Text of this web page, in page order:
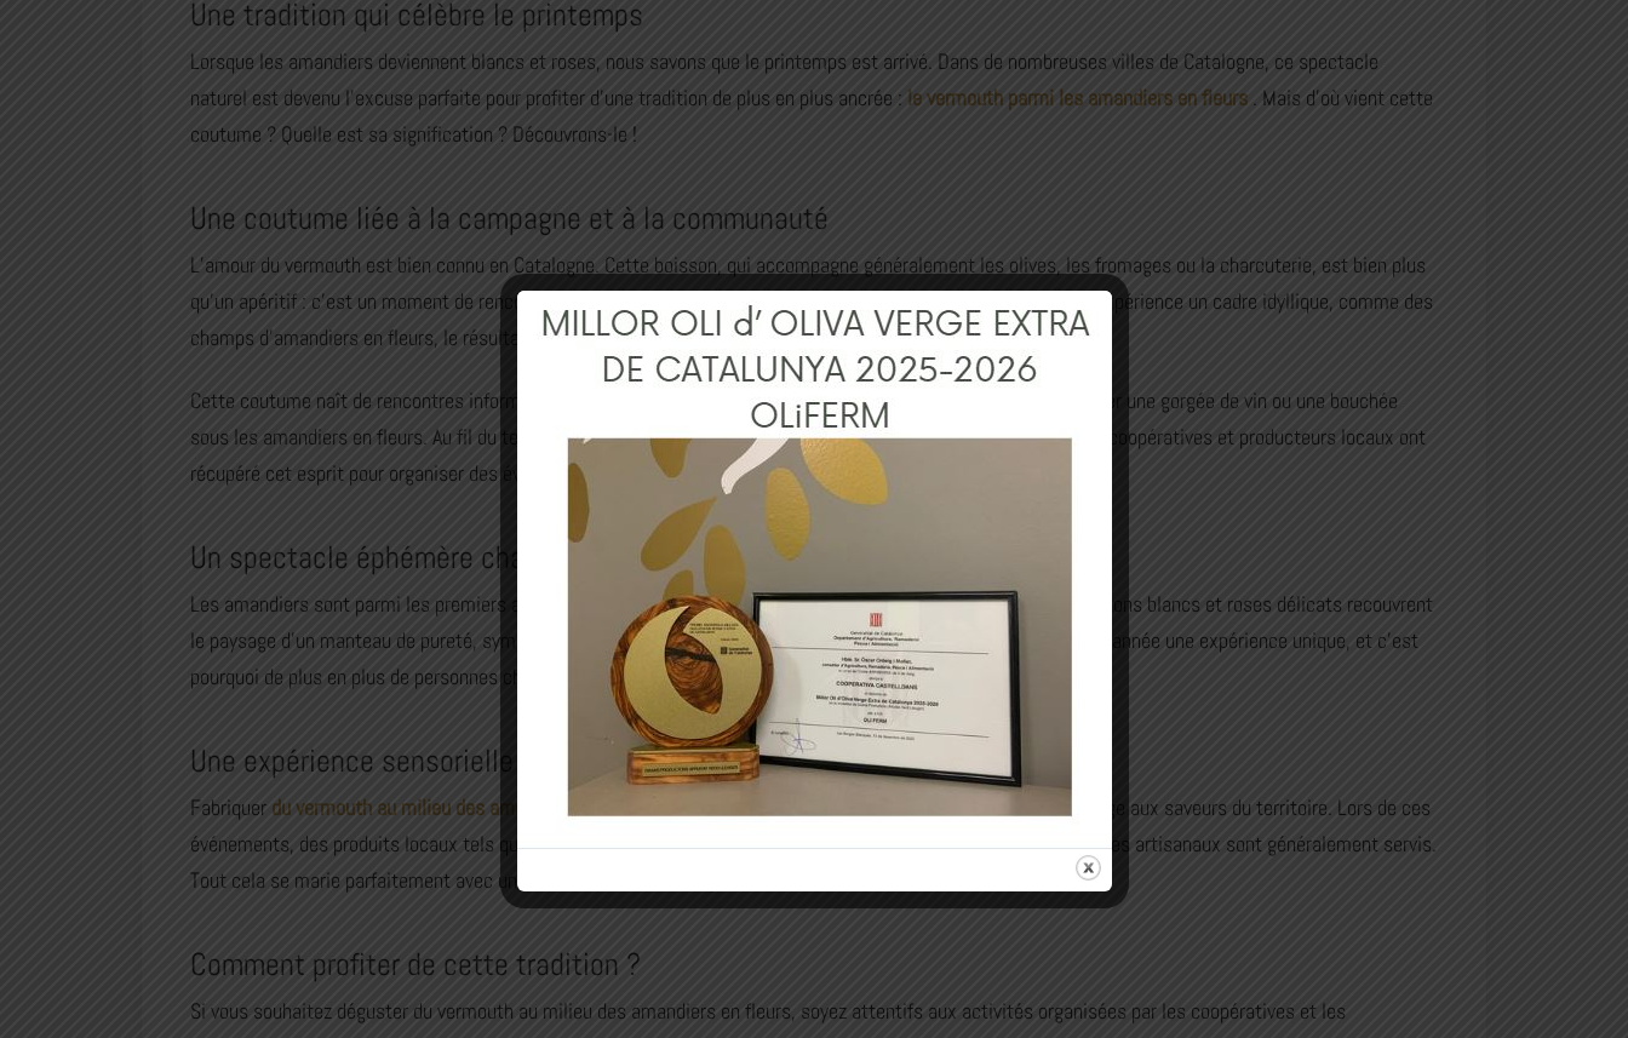
Une tradition qui célèbre le printemps
Lorsque les amandiers deviennent blancs et roses, nous savons que le printemps est arrivé. Dans de nombreuses villes de Catalogne, ce spectacle
naturel est devenu l’excuse parfaite pour profiter d’une tradition de plus en plus ancrée : le vermouth parmi les amandiers en fleurs . Mais d’où vient cette
coutume ? Quelle est sa signification ? Découvrons-le !
Une coutume liée à la campagne et à la communauté
L’amour du vermouth est bien connu en Catalogne. Cette boisson, qui accompagne généralement les olives, les fromages ou la charcuterie, est bien plus
qu’un apéritif : c’est un moment de rencontre, de conversation et de plaisir partagé. Et si nous ajoutons à cette expérience un cadre idyllique, comme des
champs d’amandiers en fleurs, le résultat est une expérience inoubliable.
Cette coutume naît de rencontres informelles entre agriculteurs, qui profitaient des pauses du travail pour partager une gorgée de vin ou une bouchée
sous les amandiers en fleurs. Au fil du temps, cette pratique est devenue populaire et aujourd’hui de nombreuses coopératives et producteurs locaux ont
récupéré cet esprit pour organiser des événements spéciaux en pleine nature.
Un spectacle éphémère chargé de symbolisme
Les amandiers sont parmi les premiers arbres à fleurir, souvent même avant l’arrivée officielle du printemps. Ses tons blancs et roses délicats recouvrent
le paysage d’un manteau de pureté, symbolisant la renaissance et l’espoir. Cette beauté éphémère fait de chaque année une expérience unique, et c’est
pourquoi de plus en plus de personnes cherchent à profiter de ces moments avec un verre de vermouth à la main.
Une expérience sensorielle avec des produits locaux
Fabriquer du vermouth au milieu des amandiers en fleurs,
c’est bien plus qu’admirer le paysage ; C’est un hommage aux saveurs du territoire. Lors de ces
événements, des produits locaux tels que du pain à l’huile d’olive extra vierge, des olives Arbequina ou des fromages artisanaux sont généralement servis.
Tout cela se marie parfaitement avec un vermouth élaboré de façon traditionnelle.
Comment profiter de cette tradition ?
Si vous souhaitez déguster du vermouth au milieu des amandiers en fleurs, soyez attentifs aux activités organisées par les coopératives et les